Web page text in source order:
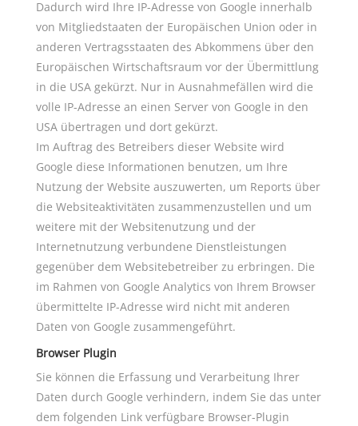
Dadurch wird Ihre IP-Adresse von Google innerhalb
von Mitgliedstaaten der Europäischen Union oder in
anderen Vertragsstaaten des Abkommens über den
Europäischen Wirtschaftsraum vor der Übermittlung
in die USA gekürzt. Nur in Ausnahmefällen wird die
volle IP-Adresse an einen Server von Google in den
USA übertragen und dort gekürzt.
Im Auftrag des Betreibers dieser Website wird
Google diese Informationen benutzen, um Ihre
Nutzung der Website auszuwerten, um Reports über
die Websiteaktivitäten zusammenzustellen und um
weitere mit der Websitenutzung und der
Internetnutzung verbundene Dienstleistungen
gegenüber dem Websitebetreiber zu erbringen. Die
im Rahmen von Google Analytics von Ihrem Browser
übermittelte IP-Adresse wird nicht mit anderen
Daten von Google zusammengeführt.
Browser Plugin
Sie können die Erfassung und Verarbeitung Ihrer
Daten durch Google verhindern, indem Sie das unter
dem folgenden Link verfügbare Browser-Plugin